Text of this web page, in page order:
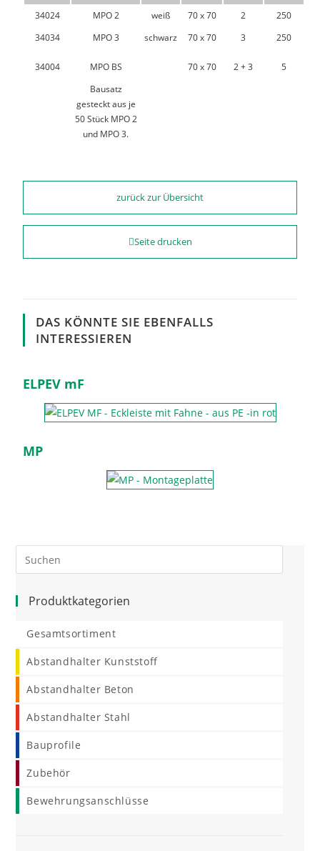
34024
MPO 2 weiß 70 x 70 2
250
34034
MPO 3 schwarz 70 x 70 3 250
34004 MPO BS 70 x 70 2 + 3
5
Bausatz
gesteckt aus je
50 Stück MPO 2
und MPO 3.
zurück zur Übersicht
Seite drucken
DAS KÖNNTE SIE EBENFALLS
INTERESSIEREN
ELPEV mF
MP
Produktkategorien
Gesamtsortiment
Abstandhalter Kunststoff
Abstandhalter Beton
Abstandhalter Stahl
Bauprofile
Zubehör
Bewehrungsanschlüsse